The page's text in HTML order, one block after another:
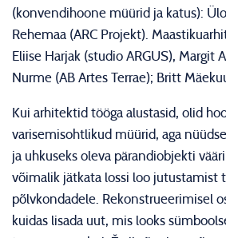
(konvendihoone müürid ja katus):
Rehemaa (ARC Projekt).
Eliise Harjak (studio ARGUS), Margit
Nurme (AB Artes Terrae); Britt
Kui arhitektid tööga alustasid, olid
varisemisohtlikud müürid, aga
ja uhkuseks oleva pärandiobjekti
võimalik jätkata lossi loo jutustamist
põlvkondadele. Rekonstrueerimisel
kuidas lisada uut, mis looks